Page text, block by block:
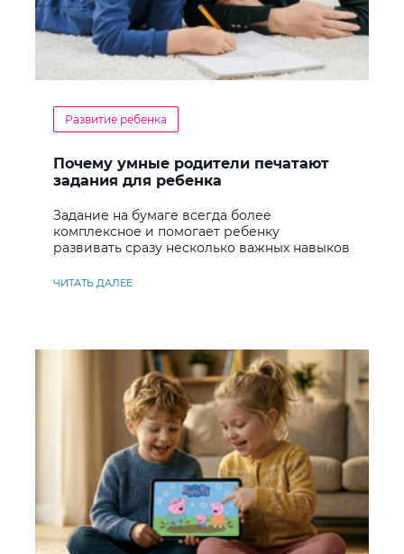
Развитие ребенка
Почему умные родители печатают
задания для ребенка
Задание на бумаге всегда более
комплексное и помогает ребенку
развивать сразу несколько важных навыков
ЧИТАТЬ ДАЛЕЕ